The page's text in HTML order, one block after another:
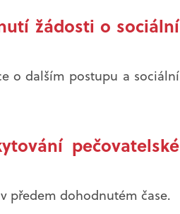
žádosti o sociální
o dalším postupu a sociální
pečovatelské
předem dohodnutém čase.